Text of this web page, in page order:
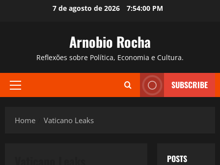
7 de agosto de 2026 7:54:01 PM
Arnobio Rocha
Reflexões sobre Política, Economia e Cultura.
Primary
SUBSCRIBE
Home Vaticano Leaks
POSTS